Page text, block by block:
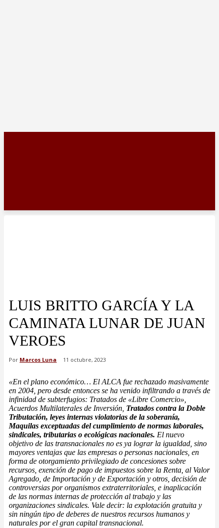
LUIS BRITTO GARCÍA Y LA
CAMINATA LUNAR DE JUAN
VEROES
Por Marcos Luna 11 octubre, 2023
«En el plano económico… El ALCA fue rechazado masivamente
en 2004, pero desde entonces se ha venido infiltrando a través de
infinidad de subterfugios: Tratados de «Libre Comercio»,
Acuerdos Multilaterales de Inversión, Tratados contra la Doble
Tributación, leyes internas violatorias de la soberanía,
Maquilas exceptuadas del cumplimiento de normas laborales,
sindicales, tributarias o ecológicas nacionales. El nuevo
objetivo de las transnacionales no es ya lograr la igualdad, sino
mayores ventajas que las empresas o personas nacionales, en
forma de otorgamiento privilegiado de concesiones sobre
recursos, exención de pago de impuestos sobre la Renta, al Valor
Agregado, de Importación y de Exportación y otros, decisión de
controversias por organismos extraterritoriales, e inaplicación
de las normas internas de protección al trabajo y las
organizaciones sindicales. Vale decir: la explotación gratuita y
sin ningún tipo de deberes de nuestros recursos humanos y
naturales por el gran capital transnacional.